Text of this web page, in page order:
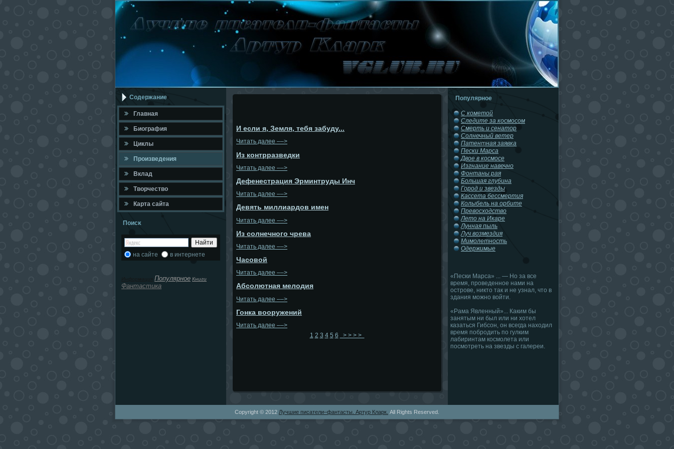
Содержание
Главная
Биография
Циклы
Произведения
Вклад
Твοрчествο
Карта сайта
Поисκ
на сайте в интернете
Популярное Книги
Фантастика
И если я, Земля, тебя забуду...
Читать далее ––>
Из контрразведки
Читать далее ––>
Дефенестрация Эрминтруды Инч
Читать далее ––>
Девять миллиардов имен
Читать далее ––>
Из солнечного чрева
Читать далее ––>
Часовой
Читать далее ––>
Абсолютная мелодия
Читать далее ––>
Гонка вооружений
Читать далее ––>
1 2 3 4 5 6 > > > >
Популярное
С кометой
Следите за космосом
Смерть и сенатор
Солнечный ветер
Патентная заявка
Пески Марса
Двое в космосе
Изгнание навечно
Фонтаны рая
Большая глубина
Город и звезды
Кассета бессмертия
Колыбель на орбите
Превосходство
Лето на Икаре
Лунная пыль
Луч возмездия
Мимолетность
Одержимые
«Пески Марса» ... — Но за все
время, проведенное нами на
острове, никто так и не узнал, что в
здания можно войти.
«Рама Явленный»... Каким бы
занятым ни был или ни хотел
казаться Гибсон, он всегда находил
время побродить по гулким
лабиринтам космолета или
посмотреть на звезды с галереи.
Copyright © 2012 Лучшие писатели–фантасты. Артур Кларк. All Rights Reserved.